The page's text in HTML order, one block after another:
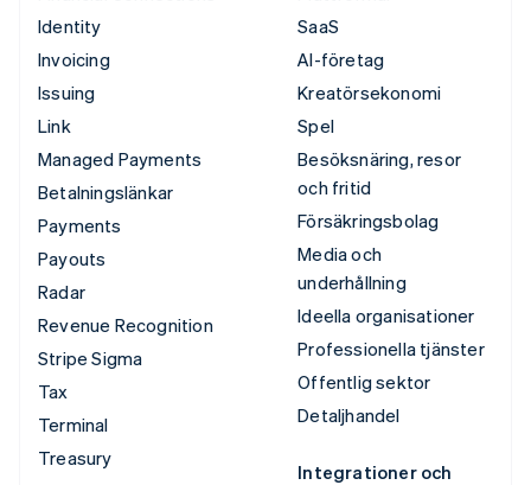
Identity
Invoicing
Issuing
Link
Managed Payments
Betalningslänkar
Payments
Payouts
Radar
Revenue Recognition
Stripe Sigma
Tax
Terminal
Treasury
SaaS
AI-företag
Kreatörsekonomi
Spel
Besöksnäring, resor
och fritid
Försäkringsbolag
Media och
underhållning
Ideella organisationer
Professionella tjänster
Offentlig sektor
Detaljhandel
Integrationer och